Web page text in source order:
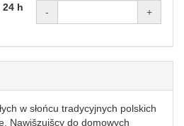
24 h - +
w słońcu tradycyjnych polskich
Nawišzujšcy do domowych